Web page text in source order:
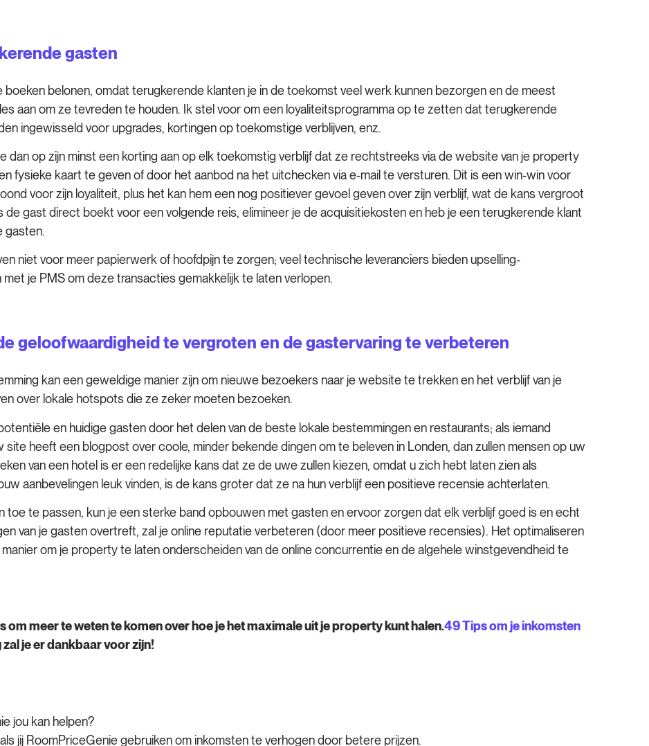
gasten
boeken belonen, omdat terugkerende klanten je in de toekomst veel werk kunnen bezorgen en de meest
aan om ze tevreden te houden. Ik stel voor om een loyaliteitsprogramma op te zetten dat terugkerende
ingewisseld voor upgrades, kortingen op toekomstige verblijven, enz.
dan op zijn minst een korting aan op elk toekomstig verblijf dat ze rechtstreeks via de website van je property
fysieke kaart te geven of door het aanbod na het uitchecken via e-mail te versturen. Dit is een win-win voor
voor zijn loyaliteit, plus het kan hem een nog positiever gevoel geven over zijn verblijf, wat de kans vergroot
gast direct boekt voor een volgende reis, elimineer je de acquisitiekosten en heb je een terugkerende klant
gasten.
niet voor meer papierwerk of hoofdpijn te zorgen; veel technische leveranciers bieden upselling-
je PMS om deze transacties gemakkelijk te laten verlopen.
geloofwaardigheid te vergroten en de gastervaring te verbeteren
kan een geweldige manier zijn om nieuwe bezoekers naar je website te trekken en het verblijf van je
over lokale hotspots die ze zeker moeten bezoeken.
en huidige gasten door het delen van de beste lokale bestemmingen en restaurants; als iemand
heeft een blogpost over coole, minder bekende dingen om te beleven in Londen, dan zullen mensen op uw
van een hotel is er een redelijke kans dat ze de uwe zullen kiezen, omdat u zich hebt laten zien als
aanbevelingen leuk vinden, is de kans groter dat ze na hun verblijf een positieve recensie achterlaten.
te passen, kun je een sterke band opbouwen met gasten en ervoor zorgen dat elk verblijf goed is en echt
van je gasten overtreft, zal je online reputatie verbeteren (door meer positieve recensies). Het optimaliseren
om je property te laten onderscheiden van de online concurrentie en de algehele winstgevendheid te
meer te weten te komen over hoe je het maximale uit je property kunt halen.49 Tips om je inkomsten
je er dankbaar voor zijn!
jou kan helpen?
jij RoomPriceGenie gebruiken om inkomsten te verhogen door betere prijzen.